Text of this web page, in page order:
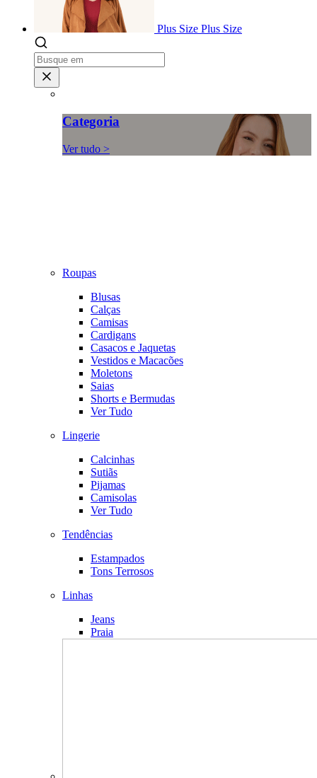
Plus Size Plus Size
Categoria
Ver tudo >
Roupas
Blusas
Calças
Camisas
Cardigans
Casacos e Jaquetas
Vestidos e Macacões
Moletons
Saias
Shorts e Bermudas
Ver Tudo
Lingerie
Calcinhas
Sutiãs
Pijamas
Camisolas
Ver Tudo
Tendências
Estampados
Tons Terrosos
Linhas
Jeans
Praia